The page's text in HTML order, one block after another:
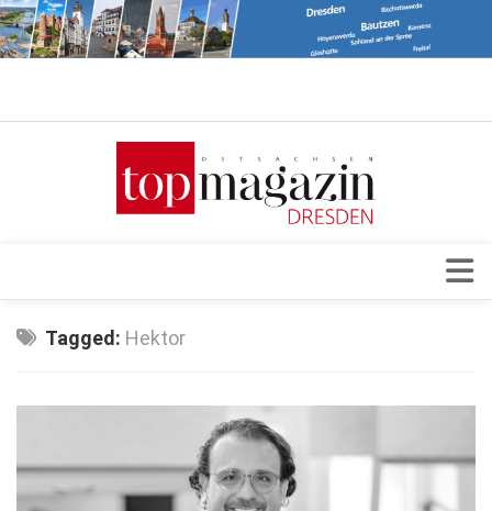
Verkaufsstellen
Top Gesundheitsforum Dresden / Ostsachsen
gesund & schön
Tagged: Hektor